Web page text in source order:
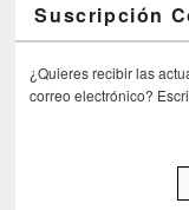
Suscripción
¿Quieres recibir las
correo electrónico?